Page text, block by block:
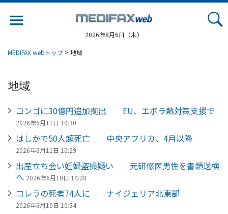
2026年8月6日（木）
MEDIFAX webトップ > 地域
地域
コンゴに30億円追加拠出 EU、エボラ熱対策支援で
2026年6月11日 10:30
はしかで50人超死亡 中央アフリカ、4月以降
2026年6月11日 10:29
出産立ち会い妊婦盗撮疑い 元研修医男性を書類送検
へ 2026年6月10日 14:28
コレラの死者74人に ナイジェリア北東部
2026年6月10日 10:34